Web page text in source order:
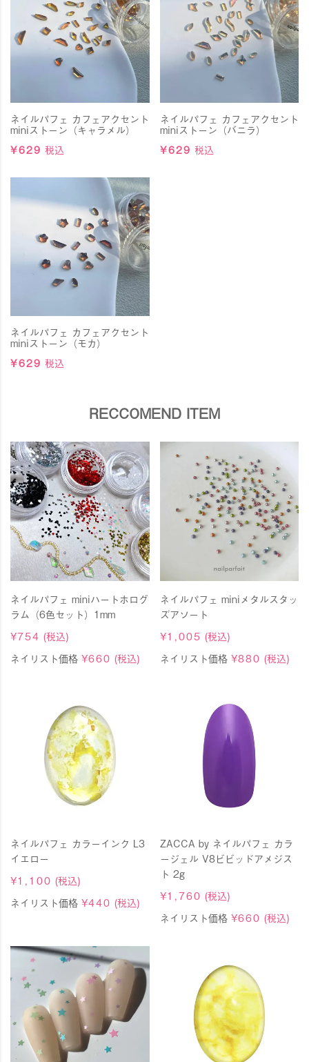
ネイルパフェ カフェアクセント
miniストーン（キャラメル）
¥629 税込
ネイルパフェ カフェアクセント
miniストーン（バニラ）
¥629 税込
ネイルパフェ カフェアクセント
miniストーン（モカ）
¥629 税込
RECCOMEND ITEM
ネイルパフェ miniハートホログ
ラム（6色セット）1mm
¥754 (税込)
ネイリスト価格 ¥660 (税込)
ネイルパフェ miniメタルスタッ
ズアソート
¥1,005 (税込)
ネイリスト価格 ¥880 (税込)
ネイルパフェ カラーインク L3
イエロー
¥1,100 (税込)
ネイリスト価格 ¥440 (税込)
ZACCA by ネイルパフェ カラ
ージェル V8ビビッドアメジス
ト 2g
¥1,760 (税込)
ネイリスト価格 ¥660 (税込)